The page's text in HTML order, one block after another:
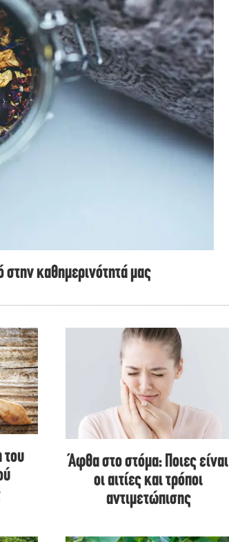
στην καθημερινότητά μας
του
Άφθα στο στόμα: Ποιες είναι
οι αιτίες και τρόποι
αντιμετώπισης